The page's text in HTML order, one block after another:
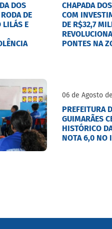
DOS
DE
LILÁS E
CHAPADA
COM
DE R$32,7
PONTES NA
06 de Agosto
PREFEITURA
GUIMARÃES
HISTÓRICO
NOTA 6,0 NO